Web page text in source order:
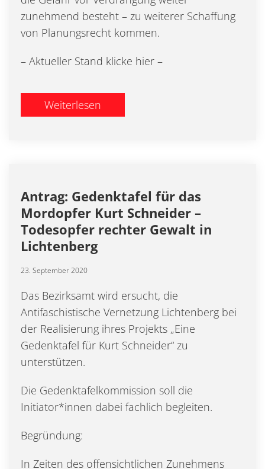
zunehmend besteht – zu weiterer Schaffung
von Planungsrecht kommen.
– Aktueller Stand klicke hier –
Weiterlesen
Antrag: Gedenktafel für das
Mordopfer Kurt Schneider –
Todesopfer rechter Gewalt in
Lichtenberg
23. September 2020
Das Bezirksamt wird ersucht, die
Antifaschistische Vernetzung Lichtenberg bei
der Realisierung ihres Projekts „Eine
Gedenktafel für Kurt Schneider“ zu
unterstützen.
Die Gedenktafelkommission soll die
Initiator*innen dabei fachlich begleiten.
Begründung:
In Zeiten des offensichtlichen Zunehmens